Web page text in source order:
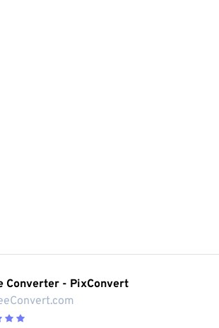
Converter - PixConvert